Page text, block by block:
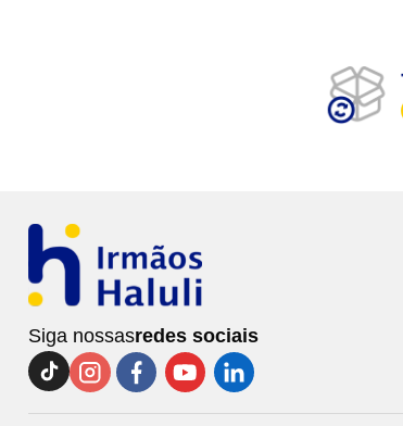
Siga nossasredes sociais